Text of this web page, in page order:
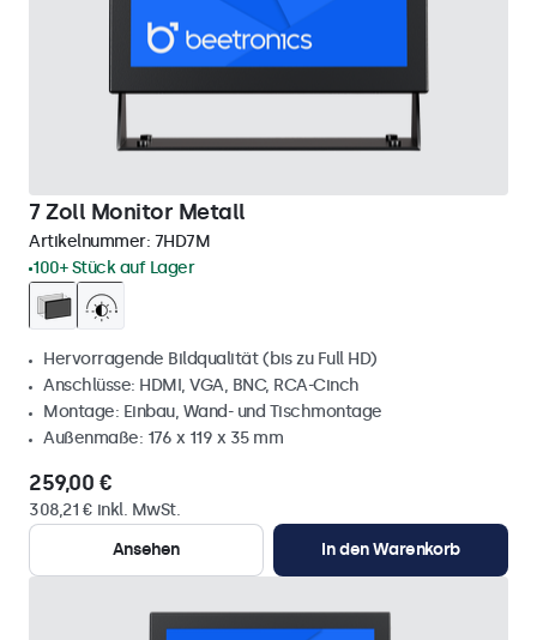
7 Zoll Monitor Metall
Artikelnummer: 7HD7M
100+ Stück auf Lager
Hervorragende Bildqualität (bis zu Full HD)
Anschlüsse: HDMI, VGA, BNC, RCA-Cinch
Montage: Einbau, Wand- und Tischmontage
Außenmaße: 176 x 119 x 35 mm
259,00 €
308,21 € inkl. MwSt.
Ansehen
In den Warenkorb